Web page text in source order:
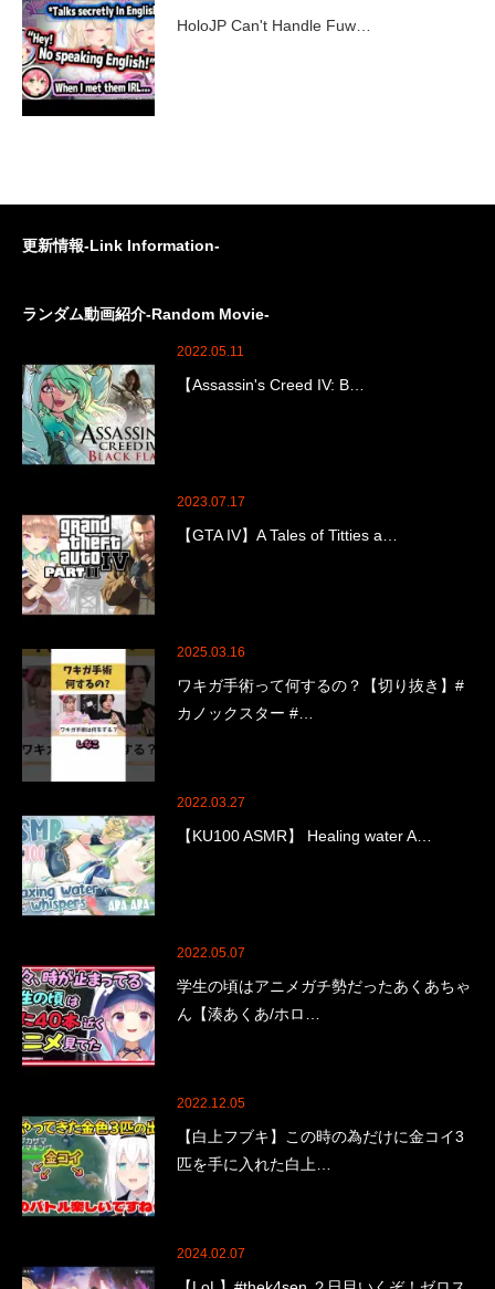
HoloJP Can't Handle Fuw…
更新情報-Link Information-
ランダム動画紹介-Random Movie-
2022.05.11
【Assassin's Creed IV: B…
2023.07.17
【GTA IV】A Tales of Titties a…
2025.03.16
ワキガ手術って何するの？【切り抜き】#
カノックスター #…
2022.03.27
【KU100 ASMR】 Healing water A…
2022.05.07
学生の頃はアニメガチ勢だったあくあちゃ
ん【湊あくあ/ホロ…
2022.12.05
【白上フブキ】この時の為だけに金コイ3
匹を手に入れた白上…
2024.02.07